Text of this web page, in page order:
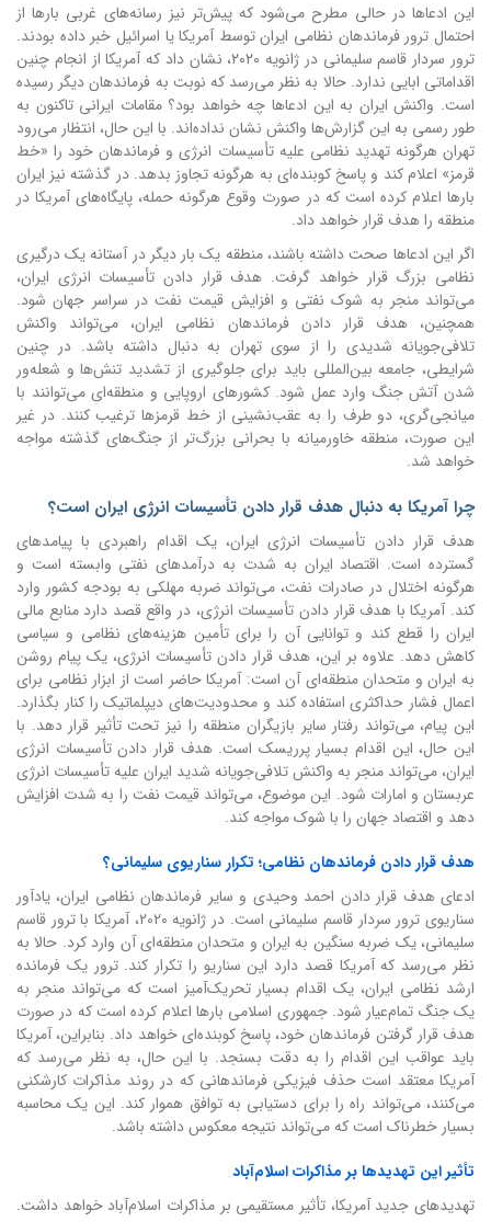
این ادعاها در حالی مطرح می‌شود که پیش‌تر نیز رسانه‌های غربی بارها از
احتمال ترور فرماندهان نظامی ایران توسط آمریکا یا اسرائیل خبر داده بودند.
ترور سردار قاسم سلیمانی در ژانویه ۲۰۲۰، نشان داد که آمریکا از انجام چنین
اقداماتی ابایی ندارد. حالا به نظر می‌رسد که نوبت به فرماندهان دیگر رسیده
است. واکنش ایران به این ادعاها چه خواهد بود؟ مقامات ایرانی تاکنون به
طور رسمی به این گزارش‌ها واکنش نشان نداده‌اند. با این حال، انتظار می‌رود
تهران هرگونه تهدید نظامی علیه تأسیسات انرژی و فرماندهان خود را «خط
قرمز» اعلام کند و پاسخ کوبنده‌ای به هرگونه تجاوز بدهد. در گذشته نیز ایران
بارها اعلام کرده است که در صورت وقوع هرگونه حمله، پایگاه‌های آمریکا در
منطقه را هدف قرار خواهد داد.
اگر این ادعاها صحت داشته باشند، منطقه یک بار دیگر در آستانه یک درگیری
نظامی بزرگ قرار خواهد گرفت. هدف قرار دادن تأسیسات انرژی ایران،
می‌تواند منجر به شوک نفتی و افزایش قیمت نفت در سراسر جهان شود.
همچنین، هدف قرار دادن فرماندهان نظامی ایران، می‌تواند واکنش
تلافی‌جویانه شدیدی را از سوی تهران به دنبال داشته باشد. در چنین
شرایطی، جامعه بین‌المللی باید برای جلوگیری از تشدید تنش‌ها و شعله‌ور
شدن آتش جنگ وارد عمل شود. کشورهای اروپایی و منطقه‌ای می‌توانند با
میانجی‌گری، دو طرف را به عقب‌نشینی از خط قرمزها ترغیب کنند. در غیر
این صورت، منطقه خاورمیانه با بحرانی بزرگ‌تر از جنگ‌های گذشته مواجه
خواهد شد.
چرا آمریکا به دنبال هدف قرار دادن تأسیسات انرژی ایران است؟
هدف قرار دادن تأسیسات انرژی ایران، یک اقدام راهبردی با پیامدهای
گسترده است. اقتصاد ایران به شدت به درآمدهای نفتی وابسته است و
هرگونه اختلال در صادرات نفت، می‌تواند ضربه مهلکی به بودجه کشور وارد
کند. آمریکا با هدف قرار دادن تأسیسات انرژی، در واقع قصد دارد منابع مالی
ایران را قطع کند و توانایی آن را برای تأمین هزینه‌های نظامی و سیاسی
کاهش دهد. علاوه بر این، هدف قرار دادن تأسیسات انرژی، یک پیام روشن
به ایران و متحدان منطقه‌ای آن است: آمریکا حاضر است از ابزار نظامی برای
اعمال فشار حداکثری استفاده کند و محدودیت‌های دیپلماتیک را کنار بگذارد.
این پیام، می‌تواند رفتار سایر بازیگران منطقه را نیز تحت تأثیر قرار دهد. با
این حال، این اقدام بسیار پرریسک است. هدف قرار دادن تأسیسات انرژی
ایران، می‌تواند منجر به واکنش تلافی‌جویانه شدید ایران علیه تأسیسات انرژی
عربستان و امارات شود. این موضوع، می‌تواند قیمت نفت را به شدت افزایش
دهد و اقتصاد جهان را با شوک مواجه کند.
هدف قرار دادن فرماندهان نظامی؛ تکرار سناریوی سلیمانی؟
ادعای هدف قرار دادن احمد وحیدی و سایر فرماندهان نظامی ایران، یادآور
سناریوی ترور سردار قاسم سلیمانی است. در ژانویه ۲۰۲۰، آمریکا با ترور قاسم
سلیمانی، یک ضربه سنگین به ایران و متحدان منطقه‌ای آن وارد کرد. حالا به
نظر می‌رسد که آمریکا قصد دارد این سناریو را تکرار کند. ترور یک فرمانده
ارشد نظامی ایران، یک اقدام بسیار تحریک‌آمیز است که می‌تواند منجر به
یک جنگ تمام‌عیار شود. جمهوری اسلامی بارها اعلام کرده است که در صورت
هدف قرار گرفتن فرماندهان خود، پاسخ کوبنده‌ای خواهد داد. بنابراین، آمریکا
باید عواقب این اقدام را به دقت بسنجد. با این حال، به نظر می‌رسد که
آمریکا معتقد است حذف فیزیکی فرماندهانی که در روند مذاکرات کارشکنی
می‌کنند، می‌تواند راه را برای دستیابی به توافق هموار کند. این یک محاسبه
بسیار خطرناک است که می‌تواند نتیجه معکوس داشته باشد.
تأثیر این تهدیدها بر مذاکرات اسلام‌آباد
تهدیدهای جدید آمریکا، تأثیر مستقیمی بر مذاکرات اسلام‌آباد خواهد داشت.